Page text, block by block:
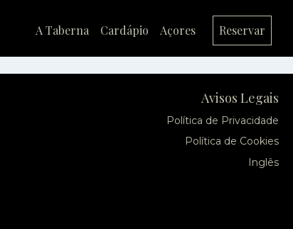
A Taberna Cardápio Açores Reservar
Avisos Legais
Política de Privacidade
Política de Cookies
Inglês